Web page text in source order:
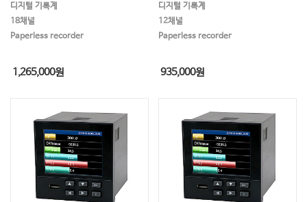
디지털 기록계
18채널
Paperless recorder
1,265,000원
디지털 기록계
12채널
Paperless recorder
935,000원